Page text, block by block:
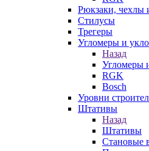
Рюкзаки, чехлы
Стилусы
Трегеры
Угломеры и
Назад
Угломеры
RGK
Bosch
Уровни
Штативы
Назад
Штативы
Становые